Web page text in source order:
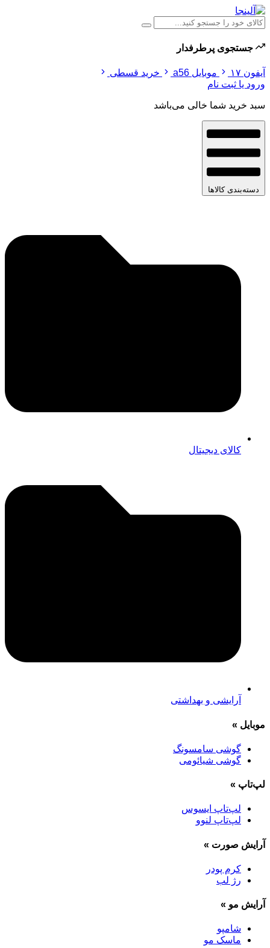
جستجوی پرطرفدار
آیفون ۱۷ موبایل a56
خرید قسطی
ورود یا ثبت نام
سبد خرید شما خالی می‌باشد
دسته‌بندی کالاها
کالای دیجیتال
آرایشی و بهداشتی
موبایل »
گوشی سامسونگ
گوشی شیائومی
لپ‌تاپ »
لپ‌تاپ ایسوس
لپ‌تاپ لنوو
آرایش صورت »
کرم پودر
رژ لب
آرایش مو »
شامپو
ماسک مو